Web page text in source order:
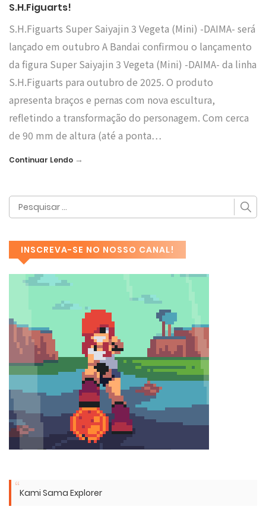
S.H.Figuarts!
S.H.Figuarts Super Saiyajin 3 Vegeta (Mini) -DAIMA- será
lançado em outubro A Bandai confirmou o lançamento
da figura Super Saiyajin 3 Vegeta (Mini) -DAIMA- da linha
S.H.Figuarts para outubro de 2025. O produto
apresenta braços e pernas com nova escultura,
refletindo a transformação do personagem. Com cerca
de 90 mm de altura (até a ponta…
Continuar Lendo →
INSCREVA-SE NO NOSSO CANAL!
Kami Sama Explorer